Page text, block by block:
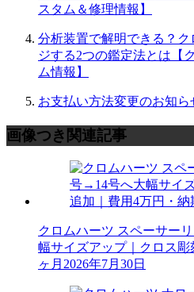
スタム＆修理情報】
分析装置で解明できる？
ジする2つの鑑定法とは【
ム情報】
お支払い方法変更のお知ら
画像つき関連記事
クロムハーツ スペーサー
幅サイズアップ｜クロス
ヶ月 2026年7月30日